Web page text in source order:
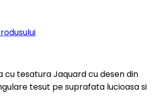
cu tesatura Jaquard cu desen din
tesut pe suprafata lucioasa si